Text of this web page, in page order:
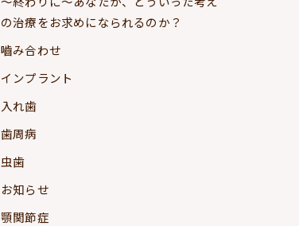
の治療をお求めになられるのか？
嚙み合わせ
インプラント
入れ歯
歯周病
虫歯
お知らせ
顎関節症